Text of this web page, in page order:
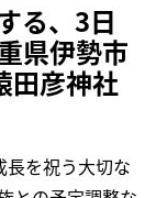
る、3日
県伊勢市
田彦神社
を祝う大切な